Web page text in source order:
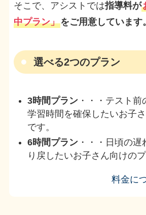
そこで、アシストでは指導料が
中プラン」をご用意しています。
選べる2つのプラン
3時間プラン・・・テスト前
学習時間を確保したいお子
です。
6時間プラン・・・日頃の遅
り戻したいお子さん向けのプ
料金に